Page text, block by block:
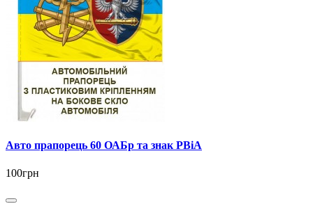
Авто прапорець 60 ОАБр та знак РВіА
100грн